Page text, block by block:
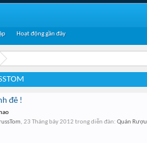
đê !
, 23 Tháng bảy 2012 trong diễn đàn: Quán Rượu
Hoạt động gần đây